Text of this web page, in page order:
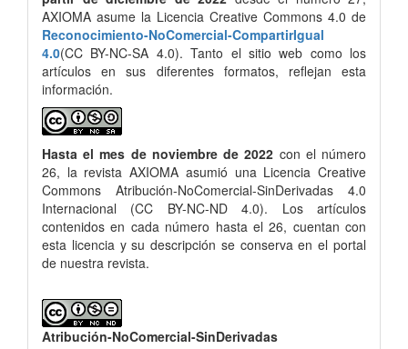
AXIOMA asume la Licencia Creative Commons 4.0 de
Reconocimiento-NoComercial-CompartirIgual
4.0(CC BY-NC-SA 4.0). Tanto el sitio web como los
artículos en sus diferentes formatos, reflejan esta
información.
Hasta el mes de noviembre de 2022 con el número
26, la revista AXIOMA asumió una Licencia Creative
Commons Atribución-NoComercial-SinDerivadas 4.0
Internacional (CC BY-NC-ND 4.0). Los artículos
contenidos en cada número hasta el 26, cuentan con
esta licencia y su descripción se conserva en el portal
de nuestra revista.
Atribución-NoComercial-SinDerivadas